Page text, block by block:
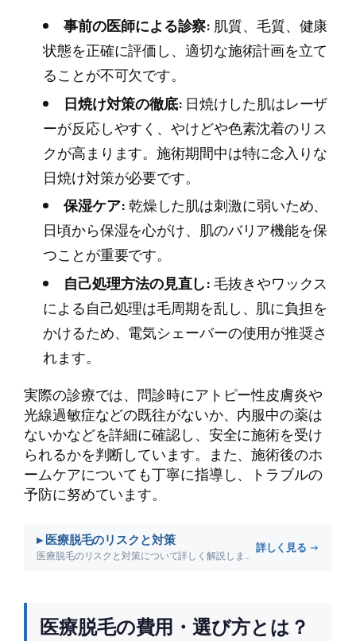
事前の医師による診察: 肌質、毛質、健康
状態を正確に評価し、適切な施術計画を立て
ることが不可欠です。
日焼け対策の徹底: 日焼けした肌はレーザ
ーが反応しやすく、やけどや色素沈着のリス
クが高まります。施術期間中は特に念入りな
日焼け対策が必要です。
保湿ケア:乾燥した肌は刺激に弱いため、
日頃から保湿を心がけ、肌のバリア機能を保
つことが重要です。
自己処理方法の見直し:毛抜きやワックス
による自己処理は毛周期を乱し、肌に負担を
かけるため、電気シェーバーの使用が推奨さ
れます。
実際の診療では、問診時にアトピー性皮膚炎や
光線過敏症などの既往がないか、内服中の薬は
ないかなどを詳細に確認し、安全に施術を受け
られるかを判断しています。また、施術後のホ
ームケアについても丁寧に指導し、トラブルの
予防に努めています。
▸ 医療脱毛のリスクと対策
医療脱毛のリスクと対策について詳しく解説します。
詳しく見る →
医療脱毛の費用・選び方とは？